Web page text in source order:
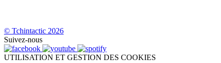
© Tchintactic 2026
Suivez-nous
UTILISATION ET GESTION DES COOKIES